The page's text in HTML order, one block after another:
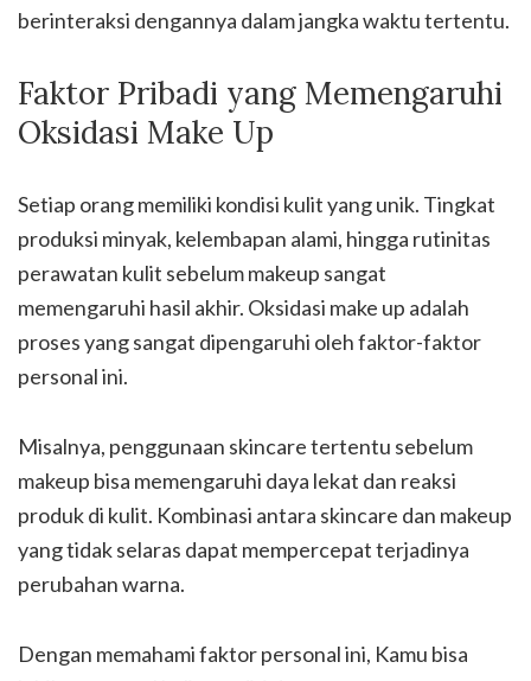
berinteraksi dengannya dalam jangka waktu tertentu.
Faktor Pribadi yang Memengaruhi
Oksidasi Make Up
Setiap orang memiliki kondisi kulit yang unik. Tingkat
produksi minyak, kelembapan alami, hingga rutinitas
perawatan kulit sebelum makeup sangat
memengaruhi hasil akhir. Oksidasi make up adalah
proses yang sangat dipengaruhi oleh faktor-faktor
personal ini.
Misalnya, penggunaan skincare tertentu sebelum
makeup bisa memengaruhi daya lekat dan reaksi
produk di kulit. Kombinasi antara skincare dan makeup
yang tidak selaras dapat mempercepat terjadinya
perubahan warna.
Dengan memahami faktor personal ini, Kamu bisa